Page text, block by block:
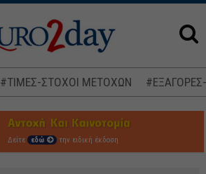
#ΤΙΜΕΣ-ΣΤΟΧΟΙ ΜΕΤΟΧΩΝ
Δείτε εδώ την ειδική έκδοση